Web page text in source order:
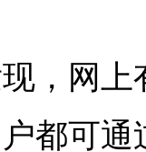
，网
都可通